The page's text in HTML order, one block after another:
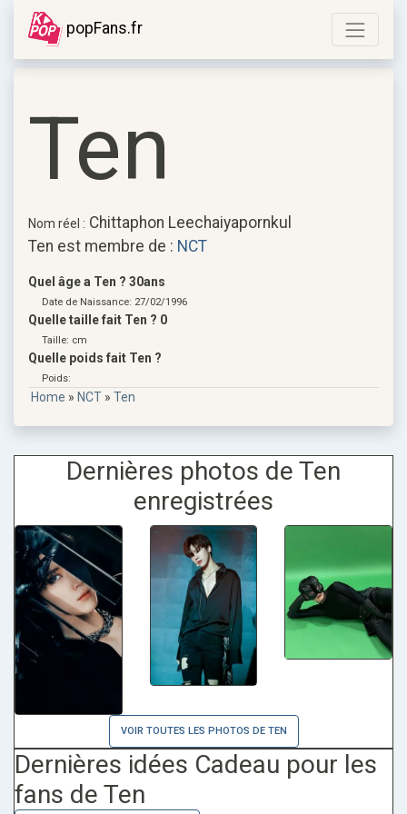
popFans.fr
Ten
Nom réel : Chittaphon Leechaiyapornkul
Ten est membre de : NCT
Quel âge a Ten ? 30ans
Date de Naissance: 27/02/1996
Quelle taille fait Ten ? 0
Taille: cm
Quelle poids fait Ten ?
Poids:
Home » NCT » Ten
Dernières photos de Ten
enregistrées
VOIR TOUTES LES PHOTOS DE TEN
Dernières idées Cadeau pour les
fans de Ten